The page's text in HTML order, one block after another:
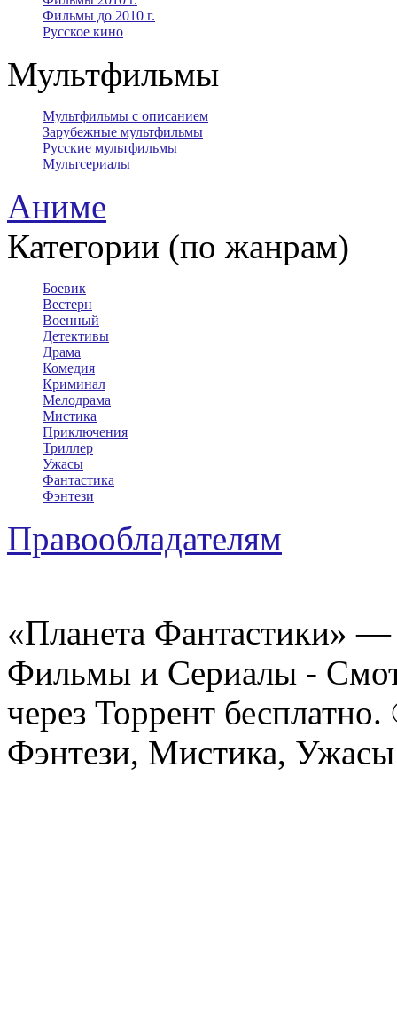
Фильмы до 2010 г.
Русское кино
Мультфильмы
Мультфильмы с описанием
Зарубежные мультфильмы
Русские мультфильмы
Мультсериалы
Аниме
Категории (по жанрам)
Боевик
Вестерн
Военный
Детективы
Драма
Комедия
Криминал
Мелодрама
Мистика
Приключения
Триллер
Ужасы
Фантастика
Фэнтези
Правообладателям
«Планета Фантастики»
Фильмы и Сериалы -
через Торрент
Фэнтези, Мистика,